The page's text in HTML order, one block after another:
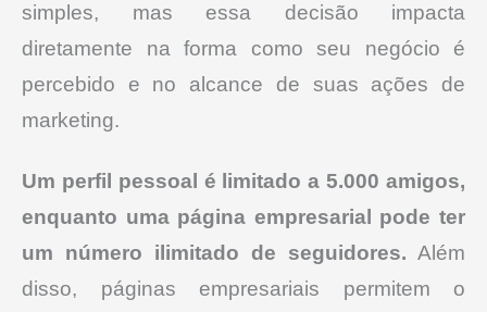
simples, mas essa decisão impacta
diretamente na forma como seu negócio é
percebido e no alcance de suas ações de
marketing.
Um perfil pessoal é limitado a 5.000 amigos,
enquanto uma página empresarial pode ter
um número ilimitado de seguidores. Além
disso, páginas empresariais permitem o